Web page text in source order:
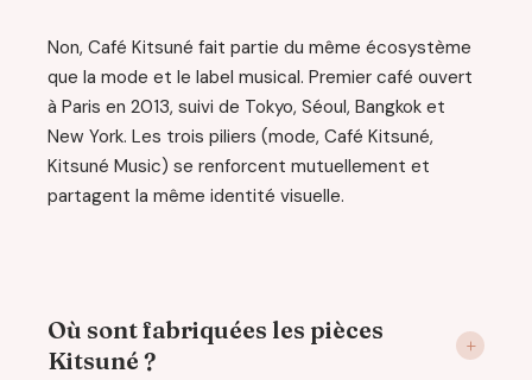
Non, Café Kitsuné fait partie du même écosystème
que la mode et le label musical. Premier café ouvert
à Paris en 2013, suivi de Tokyo, Séoul, Bangkok et
New York. Les trois piliers (mode, Café Kitsuné,
Kitsuné Music) se renforcent mutuellement et
partagent la même identité visuelle.
Où sont fabriquées les pièces
Kitsuné ?